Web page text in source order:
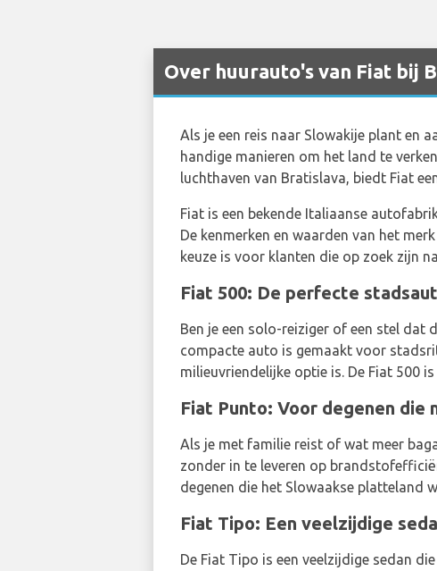
Over huurauto's van Fiat bij
Als je een reis naar Slowakije plant en
handige manieren om het land te
luchthaven van Bratislava, biedt Fiat
Fiat is een bekende Italiaanse
De kenmerken en waarden van het
keuze is voor klanten die op zoek zijn
Fiat 500: De perfecte
Ben je een solo-reiziger of een stel dat
compacte auto is gemaakt voor
milieuvriendelijke optie is. De Fiat 500
Fiat Punto: Voor degenen die
Als je met familie reist of wat meer
zonder in te leveren op
degenen die het Slowaakse platteland
Fiat Tipo: Een veelzijdige
De Fiat Tipo is een veelzijdige sedan